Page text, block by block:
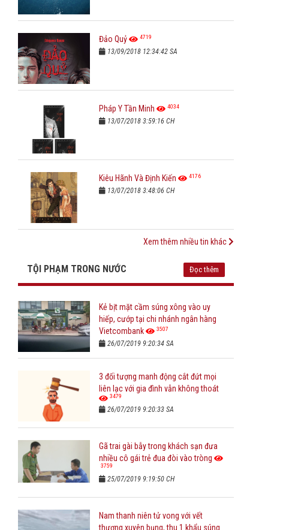
Đảo Quỷ 4719
13/09/2018 12:34:42 SA
Pháp Y Tần Minh 4034
13/07/2018 3:59:16 CH
Kiêu Hãnh Và Định Kiến 4176
13/07/2018 3:48:06 CH
Xem thêm nhiều tin khác
TỘI PHẠM TRONG NƯỚC Đọc thêm
Kẻ bịt mặt cầm súng xông vào uy
hiếp, cướp tại chi nhánh ngân hàng
Vietcombank
3507
26/07/2019 9:20:34 SA
3 đối tượng manh động cắt đứt mọi
liên lạc với gia đình vẫn không thoát
3479
26/07/2019 9:20:33 SA
Gã trai gài bẫy trong khách sạn đưa
nhiều cô gái trẻ đua đòi vào tròng
3759
25/07/2019 9:19:50 CH
Nam thanh niên tử vong với vết
thương xuyên bụng, thu 1 khẩu súng